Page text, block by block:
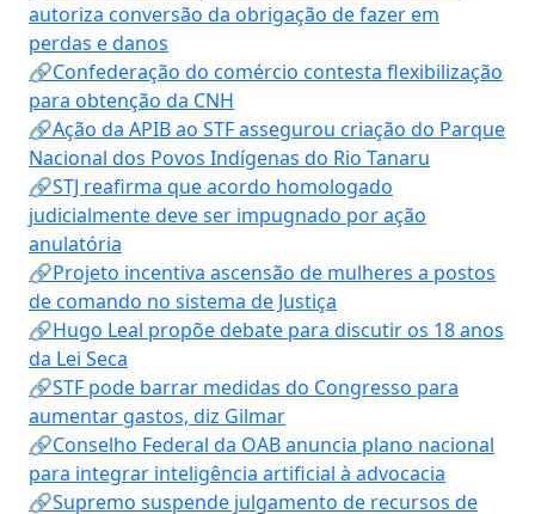
autoriza conversão da obrigação de fazer em
perdas e danos
🔗Confederação do comércio contesta flexibilização
para obtenção da CNH
🔗Ação da APIB ao STF assegurou criação do Parque
Nacional dos Povos Indígenas do Rio Tanaru
🔗STJ reafirma que acordo homologado
judicialmente deve ser impugnado por ação
anulatória
🔗Projeto incentiva ascensão de mulheres a postos
de comando no sistema de Justiça
🔗Hugo Leal propõe debate para discutir os 18 anos
da Lei Seca
🔗STF pode barrar medidas do Congresso para
aumentar gastos, diz Gilmar
🔗Conselho Federal da OAB anuncia plano nacional
para integrar inteligência artificial à advocacia
🔗Supremo suspende julgamento de recursos de